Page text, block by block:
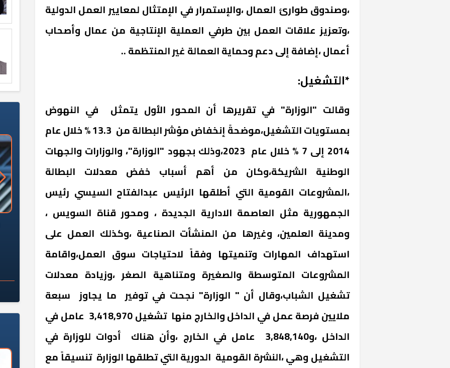
،وصندوق طوارئ العمال ،والإستمرار في الإمتثال لمعايير العمل الدولية
،وتعزيز علاقات العمل بين طرفي العملية الإنتاجية من عمال وأصحاب
أعمال ،إضافة إلى دعم وحماية العمالة غير المنتظمة ..
*التشغيل:
وقالت "الوزارة" في تقريرها أن المحور الأول يتمثل في النهوض
بمستويات التشغيل،موضحةً إنخفاض مؤشر البطالة من 13.3 % خلال عام
2014 إلى 7 % خلال عام 2023،وذلك بجهود "الوزارة"، والوزارات والجهات
الوطنية الشريكة،وكان من أهم أسباب خفض معدلات البطالة
،المشروعات القومية التي أطلقها الرئيس عبدالفتاح السيسي رئيس
الجمهورية مثل العاصمة الادارية الجديدة ، ومحور قناة السويس ،
ومدينة العلمين، وغيرها من المنشأت الصناعية ،وكذلك العمل على
استهداف المهارات وتنميتها وفقاً لاحتياجات سوق العمل،واقامة
المشروعات المتوسطة والصغيرة ومتناهية الصغر ،وزيادة معدلات
تشغيل الشباب،وقال أن " الوزارة" نجحت في توفير ما يجاوز سبعة
ملايين فرصة عمل في الداخل والخارج منها تشغيل 3,418,970 عامل في
الداخل ،و3,848,140 عامل في الخارج ،وأن هناك أدوات للوزارة في
التشغيل وهي ،النشرة القومية الدورية التي تطلقها الوزارة تنسيقاً مع
خشبية بفناء مقبرة "باكي"
سلامة الغذاء: 285 ألف طن صادرات
غذائية في أسبوع